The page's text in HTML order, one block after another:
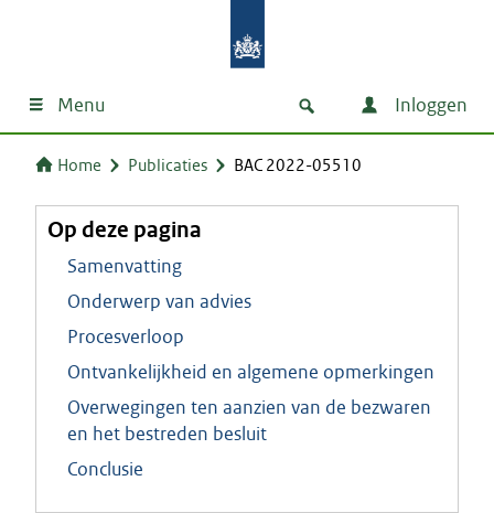
Menu Inloggen
Home Publicaties BAC 2022-05510
Op deze pagina
Samenvatting
Onderwerp van advies
Procesverloop
Ontvankelijkheid en algemene opmerkingen
Overwegingen ten aanzien van de bezwaren
en het bestreden besluit
Conclusie